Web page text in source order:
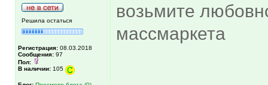
Решила остаться
Регистрация: 08.03.2018
Сообщения: 97
Пол:
В наличии: 105
возьмите
массмаркета